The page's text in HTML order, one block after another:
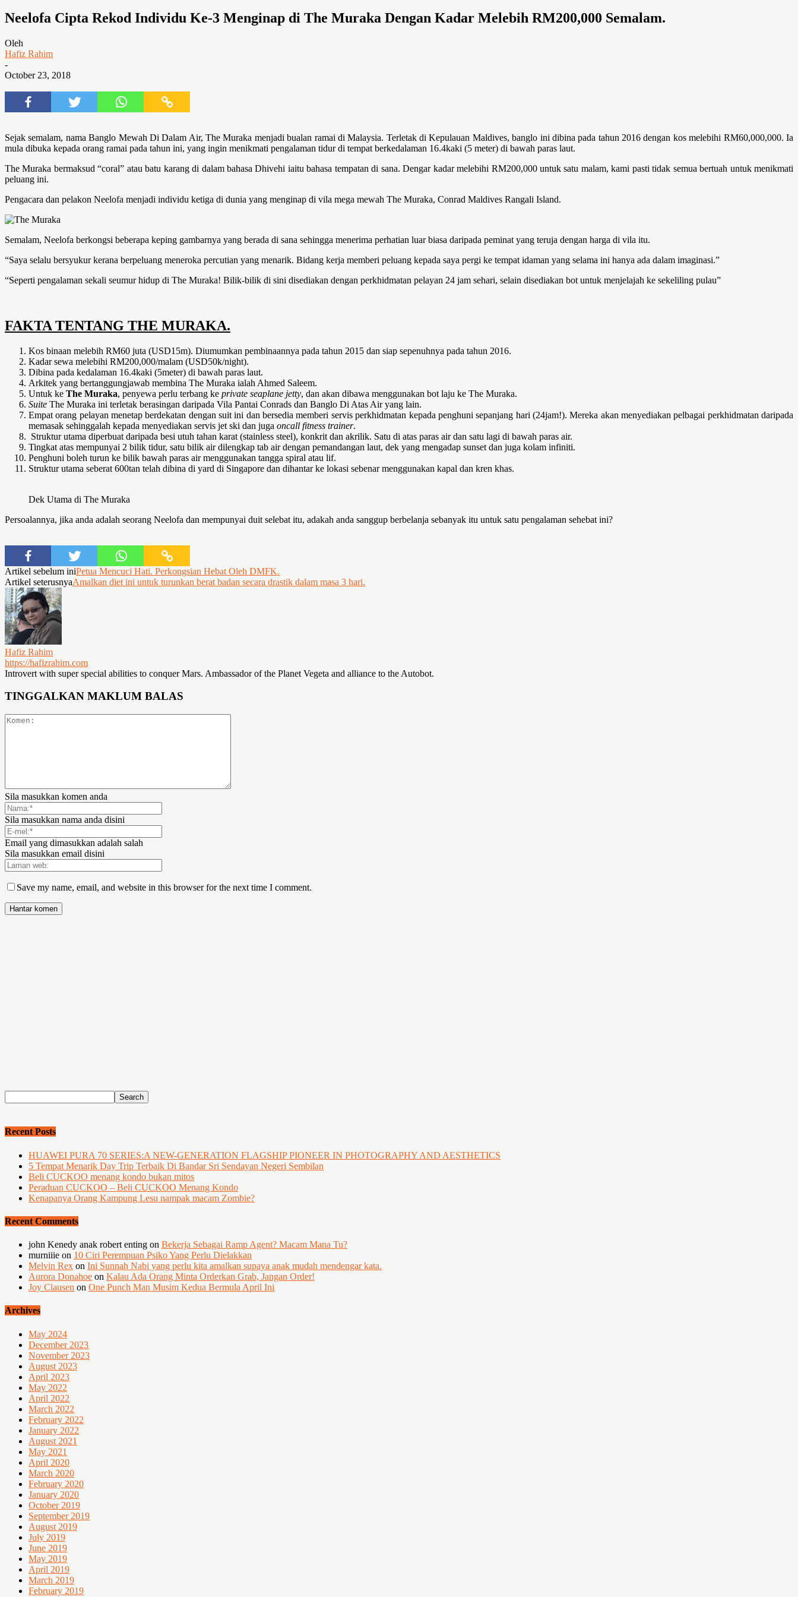
Neelofa Cipta Rekod Individu Ke-3 Menginap di The Muraka Dengan Kadar Melebih RM200,000 Semalam.
Oleh
Hafiz Rahim
-
October 23, 2018
Sejak semalam, nama Banglo Mewah Di Dalam Air, The Muraka menjadi bualan ramai di Malaysia. Terletak di Kepulauan Maldives, banglo ini dibina pada tahun 2016 dengan kos melebihi RM60,000,000. Ia
mula dibuka kepada orang ramai pada tahun ini, yang ingin menikmati pengalaman tidur di tempat berkedalaman 16.4kaki (5 meter) di bawah paras laut.
The Muraka bermaksud “coral” atau batu karang di dalam bahasa Dhivehi iaitu bahasa tempatan di sana. Dengar kadar melebihi RM200,000 untuk satu malam, kami pasti tidak semua bertuah untuk menikmati
peluang ini.
Pengacara dan pelakon Neelofa menjadi individu ketiga di dunia yang menginap di vila mega mewah The Muraka, Conrad Maldives Rangali Island.
Semalam, Neelofa berkongsi beberapa keping gambarnya yang berada di sana sehingga menerima perhatian luar biasa daripada peminat yang teruja dengan harga di vila itu.
“Saya selalu bersyukur kerana berpeluang meneroka percutian yang menarik. Bidang kerja memberi peluang kepada saya pergi ke tempat idaman yang selama ini hanya ada dalam imaginasi.”
“Seperti pengalaman sekali seumur hidup di The Muraka! Bilik-bilik di sini disediakan dengan perkhidmatan pelayan 24 jam sehari, selain disediakan bot untuk menjelajah ke sekeliling pulau”
FAKTA TENTANG THE MURAKA.
Kos binaan melebih RM60 juta (USD15m). Diumumkan pembinaannya pada tahun 2015 dan siap sepenuhnya pada tahun 2016.
Kadar sewa melebihi RM200,000/malam (USD50k/night).
Dibina pada kedalaman 16.4kaki (5meter) di bawah paras laut.
Arkitek yang bertanggungjawab membina The Muraka ialah Ahmed Saleem.
Untuk ke The Muraka, penyewa perlu terbang ke private seaplane jetty, dan akan dibawa menggunakan bot laju ke The Muraka.
Suite The Muraka ini terletak berasingan daripada Vila Pantai Conrads dan Banglo Di Atas Air yang lain.
Empat orang pelayan menetap berdekatan dengan suit ini dan bersedia memberi servis perkhidmatan kepada penghuni sepanjang hari (24jam!). Mereka akan menyediakan pelbagai perkhidmatan daripada
memasak sehinggalah kepada menyediakan servis jet ski dan juga oncall fitness trainer.
Struktur utama diperbuat daripada besi utuh tahan karat (stainless steel), konkrit dan akrilik. Satu di atas paras air dan satu lagi di bawah paras air.
Tingkat atas mempunyai 2 bilik tidur, satu bilik air dilengkap tab air dengan pemandangan laut, dek yang mengadap sunset dan juga kolam infiniti.
Penghuni boleh turun ke bilik bawah paras air menggunakan tangga spiral atau lif.
Struktur utama seberat 600tan telah dibina di yard di Singapore dan dihantar ke lokasi sebenar menggunakan kapal dan kren khas.
Dek Utama di The Muraka
Persoalannya, jika anda adalah seorang Neelofa dan mempunyai duit selebat itu, adakah anda sanggup berbelanja sebanyak itu untuk satu pengalaman sehebat ini?
Artikel sebelum iniPetua Mencuci Hati. Perkongsian Hebat Oleh DMFK.
Artikel seterusnyaAmalkan diet ini untuk turunkan berat badan secara drastik dalam masa 3 hari.
Hafiz Rahim
https://hafizrahim.com
Introvert with super special abilities to conquer Mars. Ambassador of the Planet Vegeta and alliance to the Autobot.
TINGGALKAN MAKLUM BALAS
Sila masukkan komen anda
Sila masukkan nama anda disini
Email yang dimasukkan adalah salah
Sila masukkan email disini
Save my name, email, and website in this browser for the next time I comment.
Recent Posts
HUAWEI PURA 70 SERIES:A NEW-GENERATION FLAGSHIP PIONEER IN PHOTOGRAPHY AND AESTHETICS
5 Tempat Menarik Day Trip Terbaik Di Bandar Sri Sendayan Negeri Sembilan
Beli CUCKOO menang kondo bukan mitos
Peraduan CUCKOO – Beli CUCKOO Menang Kondo
Kenapanya Orang Kampung Lesu nampak macam Zombie?
Recent Comments
john Kenedy anak robert enting on Bekerja Sebagai Ramp Agent? Macam Mana Tu?
murniiie on 10 Ciri Perempuan Psiko Yang Perlu Dielakkan
Melvin Rex on Ini Sunnah Nabi yang perlu kita amalkan supaya anak mudah mendengar kata.
Aurora Donahoe on Kalau Ada Orang Minta Orderkan Grab, Jangan Order!
Joy Clausen on One Punch Man Musim Kedua Bermula April Ini
Archives
May 2024
December 2023
November 2023
August 2023
April 2023
May 2022
April 2022
March 2022
February 2022
January 2022
August 2021
May 2021
April 2020
March 2020
February 2020
January 2020
October 2019
September 2019
August 2019
July 2019
June 2019
May 2019
April 2019
March 2019
February 2019